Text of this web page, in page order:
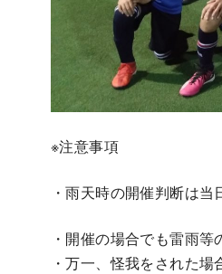
※注意事項
・雨天時の開催判断は
・開催の場合でも雷雨
・万一、怪我をされた